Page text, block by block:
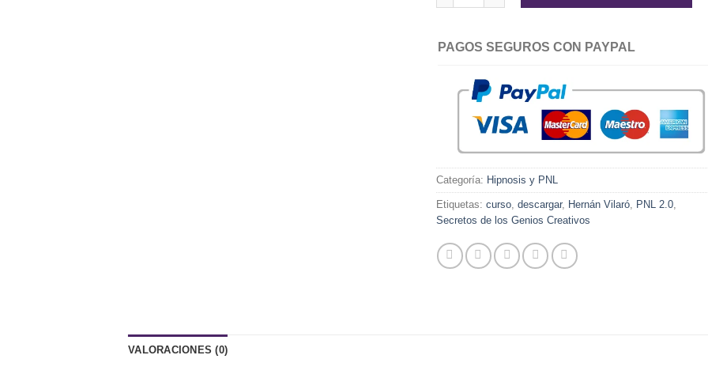
PAGOS SEGUROS CON PAYPAL
Categoría: Hipnosis y PNL
Etiquetas: curso, descargar, Hernán Vilaró, PNL 2.0,
Secretos de los Genios Creativos
VALORACIONES (0)